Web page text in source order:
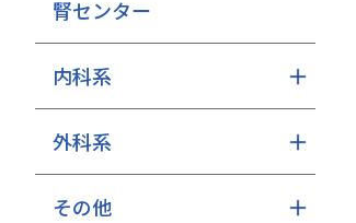
腎センター
内科系
外科系
その他